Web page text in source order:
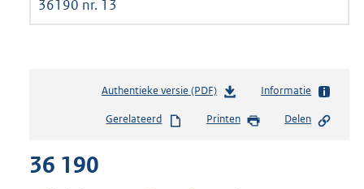
36190 nr. 13
Authentieke versie (PDF)b
s
Informatie
Gerelateerd Printen Delen
36 190